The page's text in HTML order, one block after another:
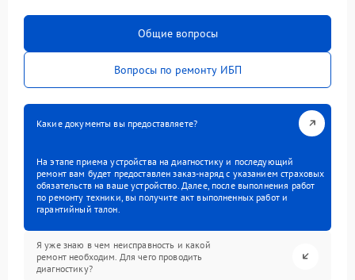
Общие вопросы
Вопросы по ремонту ИБП
Какие документы вы предоставляете?
На этапе приема устройства на диагностику и последующий
ремонт вам будет предоставлен заказ-наряд с указанием страховых
обязательств на ваше устройство. Далее, после выполнения работ
по ремонту техники, вы получите акт выполненных работ и
гарантийный талон.
Я уже знаю в чем неисправность и какой
ремонт необходим. Для чего проводить
диагностику?